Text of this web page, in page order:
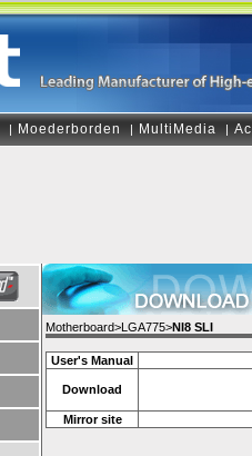
| Moederborden | MultiMedia |
Motherboard>LGA775>NI8 SLI
User's Manual
Download
Mirror site